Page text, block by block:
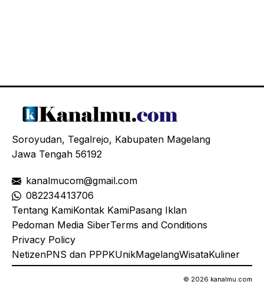
Soroyudan, Tegalrejo, Kabupaten Magelang
Jawa Tengah 56192
kanalmucom@gmail.com
082234413706
Tentang KamiKontak KamiPasang Iklan
Pedoman Media SiberTerms and Conditions
Privacy Policy
NetizenPNS dan PPPKUnikMagelangWisataKuliner
© 2026 kanalmu.com